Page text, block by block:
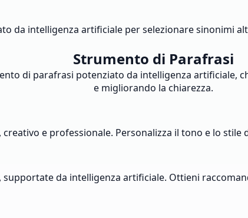
da intelligenza artificiale per selezionare sinonimi
Strumento di Parafrasi
di parafrasi potenziato da intelligenza artificiale,
e migliorando la chiarezza.
e professionale. Personalizza il tono e lo
da intelligenza artificiale. Ottieni